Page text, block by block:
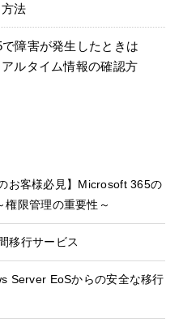
法
障害が発生したときは
ルタイム情報の確認方
お客様必見】Microsoft 365の
権限管理の重要性～
移行サービス
Server EoSからの安全な移行